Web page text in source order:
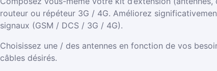
routeur ou répéteur 3G / 4G. Améliorez
signaux (GSM / DCS / 3G / 4G).
Choisissez une / des antennes en fonction de vos
câbles désirés.